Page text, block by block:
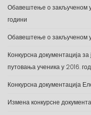
Обавештење о закљученом
години
Обавештење о закљученом
Конкурсна документација
путовања ученика у 2016.
Конкурсна документација
Измена конкурсне